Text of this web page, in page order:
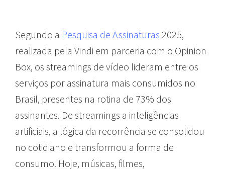
Segundo a Pesquisa de Assinaturas 2025,
realizada pela Vindi em parceria com o Opinion
Box, os streamings de vídeo lideram entre os
serviços por assinatura mais consumidos no
Brasil, presentes na rotina de 73% dos
assinantes. De streamings a inteligências
artificiais, a lógica da recorrência se consolidou
no cotidiano e transformou a forma de
consumo. Hoje, músicas, filmes,